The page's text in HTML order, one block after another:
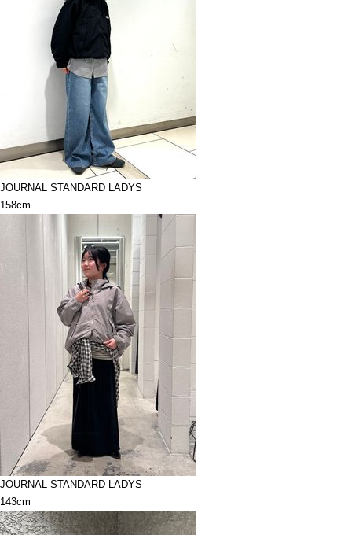
JOURNAL STANDARD LADYS
158cm
JOURNAL STANDARD LADYS
143cm